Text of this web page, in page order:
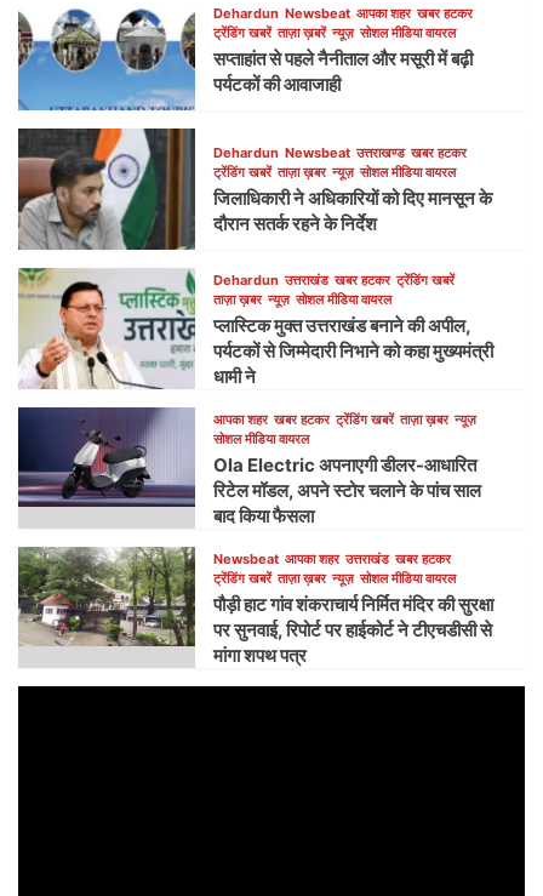
Dehardun Newsbeat आपका शहर खबर हटकर
ट्रेंडिंग खबरें ताज़ा ख़बरें न्यूज़ सोशल मीडिया वायरल
सप्ताहांत से पहले नैनीताल और मसूरी में बढ़ी
पर्यटकों की आवाजाही
Dehardun Newsbeat उत्तराखण्ड खबर हटकर
ट्रेंडिंग खबरें ताज़ा ख़बर न्यूज़ सोशल मीडिया वायरल
जिलाधिकारी ने अधिकारियों को दिए मानसून के
दौरान सतर्क रहने के निर्देश
Dehardun उत्तराखंड खबर हटकर ट्रेंडिंग खबरें
ताज़ा ख़बर न्यूज़ सोशल मीडिया वायरल
प्लास्टिक मुक्त उत्तराखंड बनाने की अपील,
पर्यटकों से जिम्मेदारी निभाने को कहा मुख्यमंत्री
धामी ने
आपका शहर खबर हटकर ट्रेंडिंग खबरें ताज़ा ख़बर न्यूज़
सोशल मीडिया वायरल
Ola Electric अपनाएगी डीलर-आधारित
रिटेल मॉडल, अपने स्टोर चलाने के पांच साल
बाद किया फैसला
Newsbeat आपका शहर उत्तराखंड खबर हटकर
ट्रेंडिंग खबरें ताज़ा ख़बर न्यूज़ सोशल मीडिया वायरल
पौड़ी हाट गांव शंकराचार्य निर्मित मंदिर की सुरक्षा
पर सुनवाई, रिपोर्ट पर हाईकोर्ट ने टीएचडीसी से
मांगा शपथ पत्र